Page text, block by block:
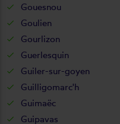
Gouesnou
Goulien
Gourlizon
Guerlesquin
Guiler-sur-goyen
Guilligomarc'h
Guimaëc
Guipavas